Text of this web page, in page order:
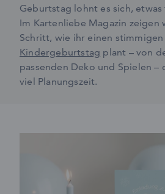
Geburtstag lohnt es sich,
Im Kartenliebe Magazin zeigen
Schritt, wie ihr einen stimmigen
Kindergeburtstag plant – von
passenden Deko und Spielen –
viel Planungszeit.